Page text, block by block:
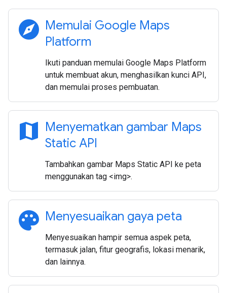
explore Memulai Google Maps
Platform
Ikuti panduan memulai Google Maps Platform
untuk membuat akun, menghasilkan kunci API,
dan memulai proses pembuatan.
map Menyematkan gambar Maps
Static API
Tambahkan gambar Maps Static API ke peta
menggunakan tag <img>.
palette Menyesuaikan gaya peta
Menyesuaikan hampir semua aspek peta,
termasuk jalan, fitur geografis, lokasi menarik,
dan lainnya.